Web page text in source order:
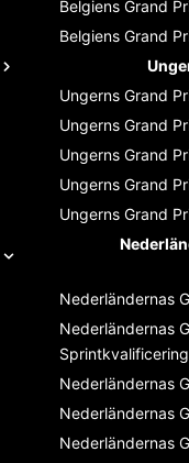
Belgiens Grand
Belgiens Grand
Ungerns Grand
Ungerns Grand
Ungerns Grand
Ungerns Grand
Ungerns Grand
Nederländernas
Nederländernas
Sprintkvalificering
Nederländernas
Nederländernas
Nederländernas